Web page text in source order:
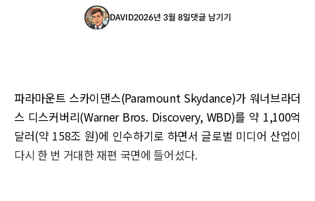
DAVID2026년 3월 8일댓글 남기기
파라마운트 스카이댄스(Paramount Skydance)가 워너브라더
스 디스커버리(Warner Bros. Discovery, WBD)를 약 1,100억
달러(약 158조 원)에 인수하기로 하면서 글로벌 미디어 산업이
다시 한 번 거대한 재편 국면에 들어섰다.